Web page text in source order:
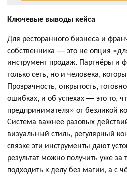
Ключевые выводы кейса
Для ресторанного бизнеса и
собственника — это не опция
инструмент продаж. Партнёры и
только сеть, но и человека,
Прозрачность, открытость,
ошибках, и об успехах — это то,
предпринимателя» от безликой
Система важнее разовых
визуальный стиль, регулярный
связке эти инструменты дают
результат можно получить уже за
подходить к делу без магии, а с